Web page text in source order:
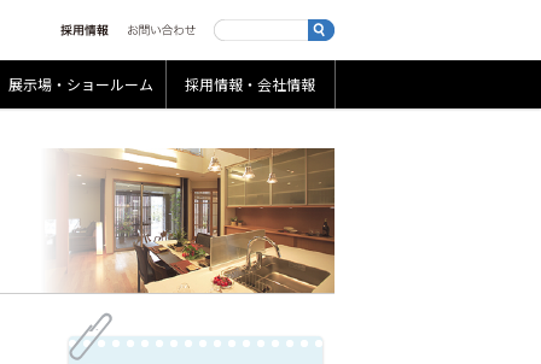
展示場・ショールーム 採用情報・会社情報